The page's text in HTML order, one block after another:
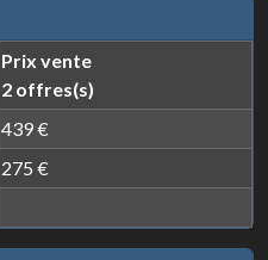
Prix vente
2 offres(s)
439 €
275 €